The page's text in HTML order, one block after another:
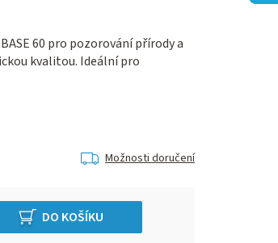
60 pro pozorování přírody a
kvalitou. Ideální pro
Možnosti doručení
DO KOŠÍKU